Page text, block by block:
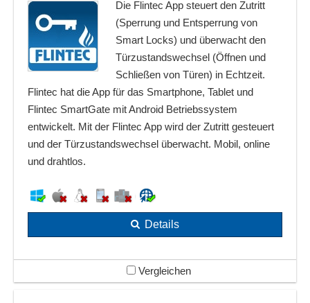
Die Flintec App steuert den Zutritt
(Sperrung und Entsperrung von
Smart Locks) und überwacht den
Türzustandswechsel (Öffnen und
Schließen von Türen) in Echtzeit.
Flintec hat die App für das Smartphone, Tablet und
Flintec SmartGate mit Android Betriebssystem
entwickelt. Mit der Flintec App wird der Zutritt gesteuert
und der Türzustandswechsel überwacht. Mobil, online
und drahtlos.
Details
Vergleichen